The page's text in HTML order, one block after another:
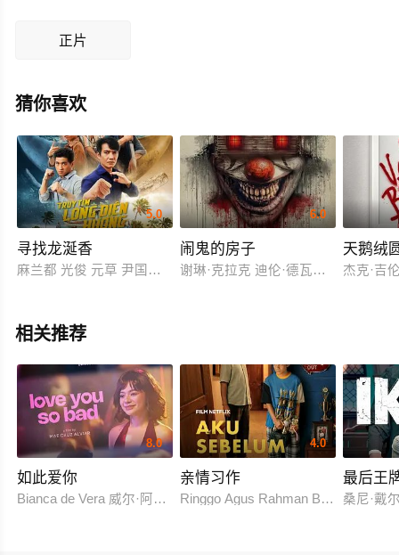
正片
猜你喜欢
5.0
寻找龙涎香
麻兰都 光俊 元草 尹国丹 清南
6.0
闹鬼的房子
谢琳·克拉克 迪伦·德瓦恩 布伦特唐斯
天鹅绒
杰克·吉
相关推荐
8.0
如此爱你
Bianca de Vera 威尔·阿什利·德莱昂
4.0
亲情习作
Ringgo Agus Rahman Bima Sena
最后王
桑尼·戴